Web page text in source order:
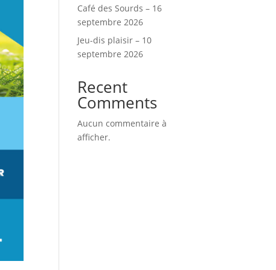
Café des Sourds – 16
septembre 2026
Jeu-dis plaisir – 10
septembre 2026
Recent
Comments
Aucun commentaire à
afficher.